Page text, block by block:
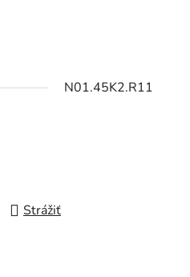
N01.45K2.R11
Strážiť